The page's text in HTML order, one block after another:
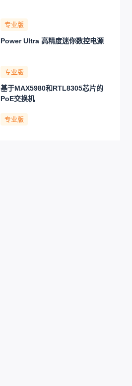
专业版
Power Ultra 高精度迷你数控电源
专业版
基于MAX5980和RTL8305芯片的
PoE交换机
专业版